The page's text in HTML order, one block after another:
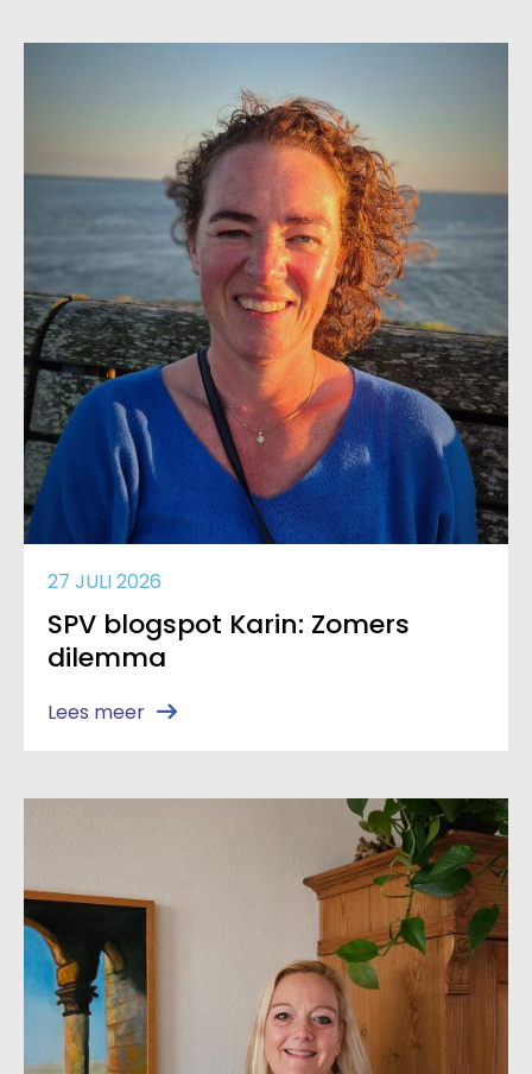
27 JULI 2026
SPV blogspot Karin: Zomers
dilemma
Lees meer